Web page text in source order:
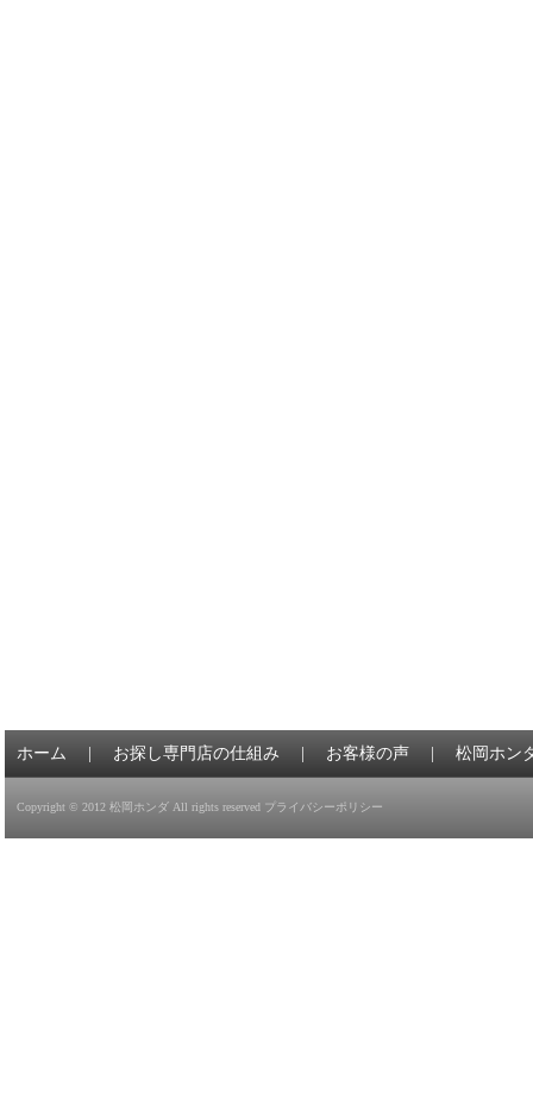
ホーム お探し専門店の仕組み お客様の声 松岡ホン
Copyright © 2012 松岡ホンダ All rights reserved プライバシーポリシー